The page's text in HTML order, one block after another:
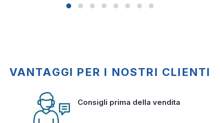
VANTAGGI PER I NOSTRI CLIENTI
Consigli prima della vendita